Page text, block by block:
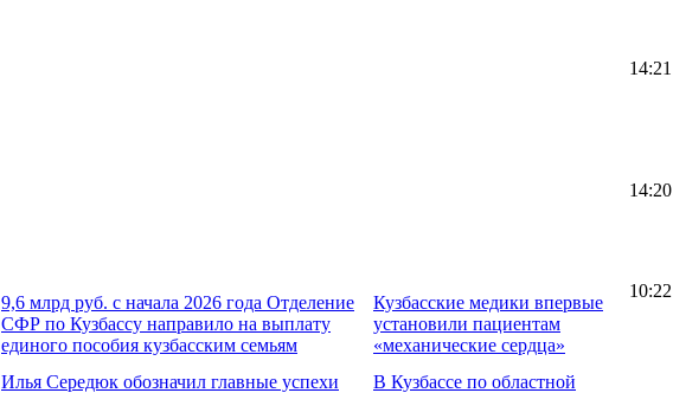
9,6 млрд руб. с начала 2026 года Отделение
СФР по Кузбассу направило на выплату
единого пособия кузбасским семьям
Кузбасские медики впервые
установили пациентам
«механические сердца»
Илья Середюк обозначил главные успехи
В Кузбассе по областной
14:21
14:20
10:22